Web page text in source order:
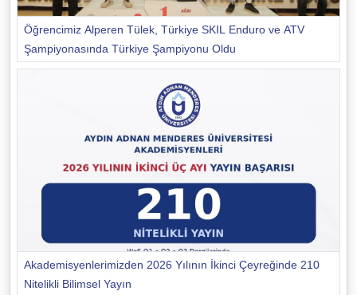
Öğrencimiz Alperen Tülek, Türkiye SKIL Enduro ve ATV
Şampiyonasında Türkiye Şampiyonu Oldu
Akademisyenlerimizden 2026 Yılının İkinci Çeyreğinde 210
Nitelikli Bilimsel Yayın